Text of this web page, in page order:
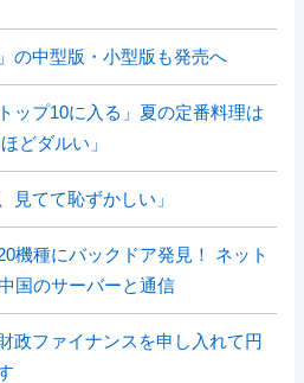
の中型版・小型版も発売へ
ップ10に入る」夏の定番料理は
どダルい」
見てて恥ずかしい」
機種にバックドア発見！ ネット
国のサーバーと通信
政ファイナンスを申し入れて円